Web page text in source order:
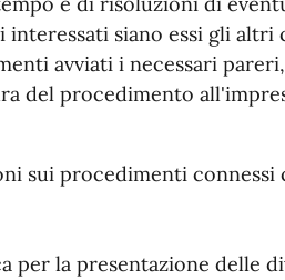
interessati siano essi gli
avviati i necessari
del procedimento
sui procedimenti connessi
per la presentazione delle